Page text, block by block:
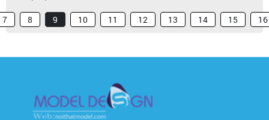
7 8 9 10 11 12 13 14 15 16